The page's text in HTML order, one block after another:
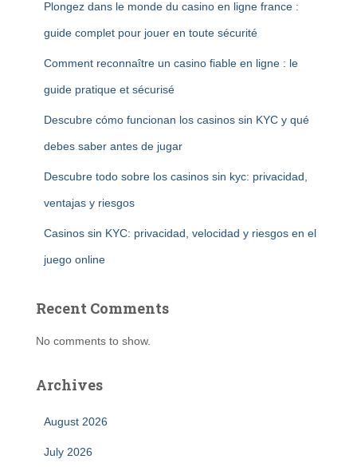
Plongez dans le monde du casino en ligne france :
guide complet pour jouer en toute sécurité
Comment reconnaître un casino fiable en ligne : le
guide pratique et sécurisé
Descubre cómo funcionan los casinos sin KYC y qué
debes saber antes de jugar
Descubre todo sobre los casinos sin kyc: privacidad,
ventajas y riesgos
Casinos sin KYC: privacidad, velocidad y riesgos en el
juego online
Recent Comments
No comments to show.
Archives
August 2026
July 2026